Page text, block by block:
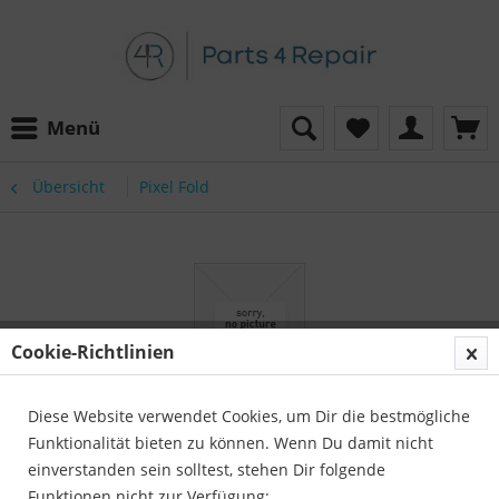
Menü
Übersicht Pixel Fold
Cookie-Richtlinien
Diese Website verwendet Cookies, um Dir die bestmögliche
Funktionalität bieten zu können. Wenn Du damit nicht
einverstanden sein solltest, stehen Dir folgende